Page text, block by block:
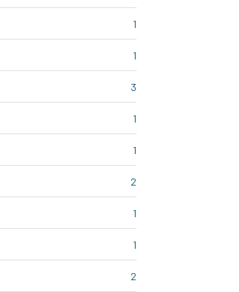
1
1
3
1
1
2
1
1
2